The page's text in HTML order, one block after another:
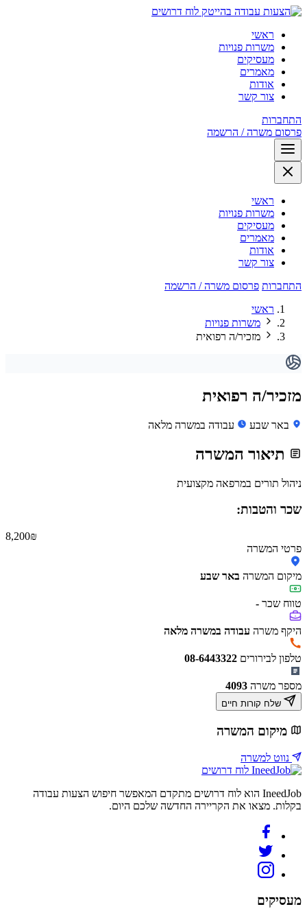
לוח דרושים
ראשי
משרות פנויות
מעסיקים
מאמרים
אודות
צור קשר
התחברות
פרסום משרה / הרשמה
ראשי
משרות פנויות
מעסיקים
מאמרים
אודות
צור קשר
התחברות פרסום משרה / הרשמה
ראשי
משרות פנויות
מזכיר/ה רפואית
מזכיר/ה רפואית
באר שבע עבודה במשרה מלאה
תיאור המשרה
ניהול תורים במרפאה מקצועית
שכר והטבות:
8,200 ₪
פרטי המשרה
מיקום המשרה באר שבע
טווח שכר -
היקף משרה עבודה במשרה מלאה
טלפון לבירורים 08-6443322
מספר משרה 4093
מיקום המשרה
נווט למשרה
לוח דרושים
IneedJob הוא לוח דרושים מתקדם המאפשר חיפוש הצעות עבודה
בקלות. מצאו את הקריירה החדשה שלכם היום.
מעסיקים